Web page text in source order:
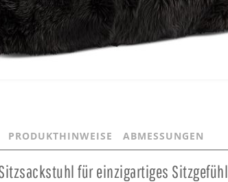
PRODUKTHINWEISE ABMESSUNGEN
für einzigartiges Sitzgefühl